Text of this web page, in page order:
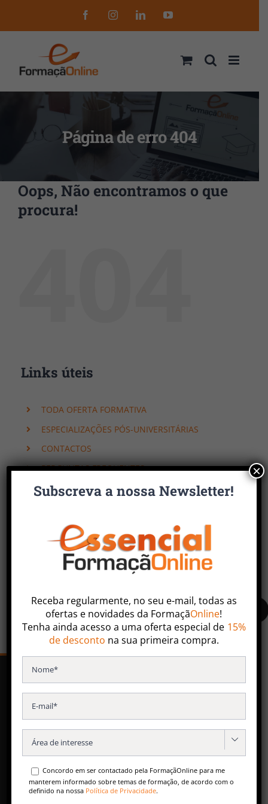
to
FacebookInstagramLinkedInYouTube
Página de erro 404
Oops, Não encontramos o que
procura!
Links úteis
TODA OFERTA FORMATIVA
ESPECIALIZAÇÕES PÓS-UNIVERSITÁRIAS
CONTACTOS
PERGUNTAS FREQUENTES
Faça uma pesquisa ou entre em contacto com nossa
equipa especializada.
SERVIÇOS
Especializações Pós-Universitárias
Formação para Empresas
Conteúdos Gratuitos
Subscreva a nossa Newsletter!
Receba regularmente, no seu e-mail, todas as
ofertas e novidades da FormaçãOnline!
Tenha ainda acesso a uma oferta especial de 15%
de desconto na sua primeira compra.

Concordo em ser contactado pela FormaçãOnline para me
manterem informado sobre temas de formação, de acordo com o
definido na nossa Política de Privacidade.
×